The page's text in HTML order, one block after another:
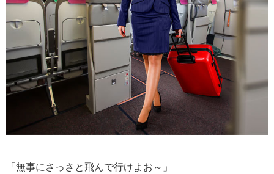
「無事にさっさと飛んで行けよお～」